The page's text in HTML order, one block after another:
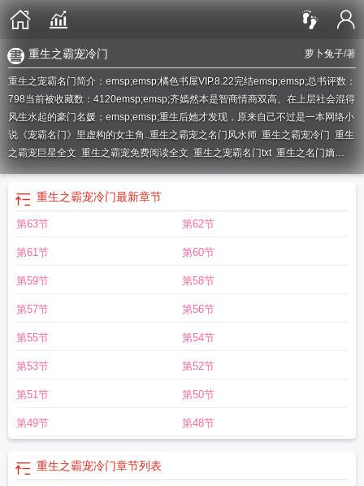
萝卜兔子/著
重生之霸宠冷门
重生之宠霸名门简介：emsp;emsp;橘色书屋VIP.8.22完结emsp;emsp;总书评数：
798当前被收藏数：4120emsp;emsp;齐嫣然本是智商情商双高、在上层社会混得
风生水起的豪门名媛；emsp;emsp;重生后她才发现，原来自己不过是一本网络小
说《宠霸名门》里虚构的女主角..重生之霸宠之名门风水师 重生之霸宠冷门 重生
之霸宠巨星全文 重生之霸宠免费阅读全文 重生之宠霸名门txt 重生之名门嫡
女重生之霸宠狂妻全文免费阅读重生之霸宠巨星全文免费阅读重生之霸宠名门
风水师重生之霸宠豪门 重生之宠霸名门 萝卜兔子
霸宠名门百度
妻重生之霸宠名门txt 重生霸宠名门风水师免费阅读全文
重生之霸宠冷门最新章节
第63节 第62节
第61节 第60节
第59节 第58节
第57节 第56节
第55节 第54节
第53节 第52节
第51节 第50节
第49节 第48节
重生之霸宠冷门章节列表